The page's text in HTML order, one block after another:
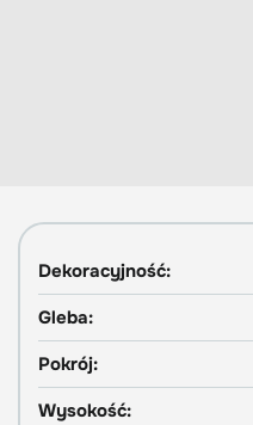
Dekoracyjność:
Gleba:
Pokrój:
Wysokość: